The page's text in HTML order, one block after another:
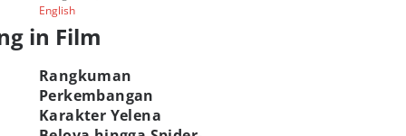
English
in Film
Rangkuman
Perkembangan
Karakter Yelena